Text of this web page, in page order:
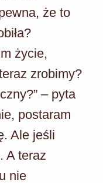
że to
życie,
zrobimy?
– pyta
postaram
Ale jeśli
A teraz
nie